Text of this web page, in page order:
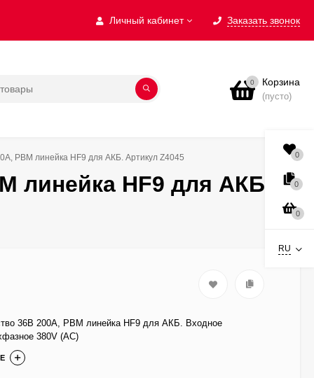
Личный кабинет Заказать звонок
0 Корзина
(пусто)
PBM линейка HF9 для АКБ. Артикул Z4045
линейка HF9 для АКБ.
36В 200А, PBM линейка HF9 для АКБ. Входное
380V (AC)
0
0
0
RU